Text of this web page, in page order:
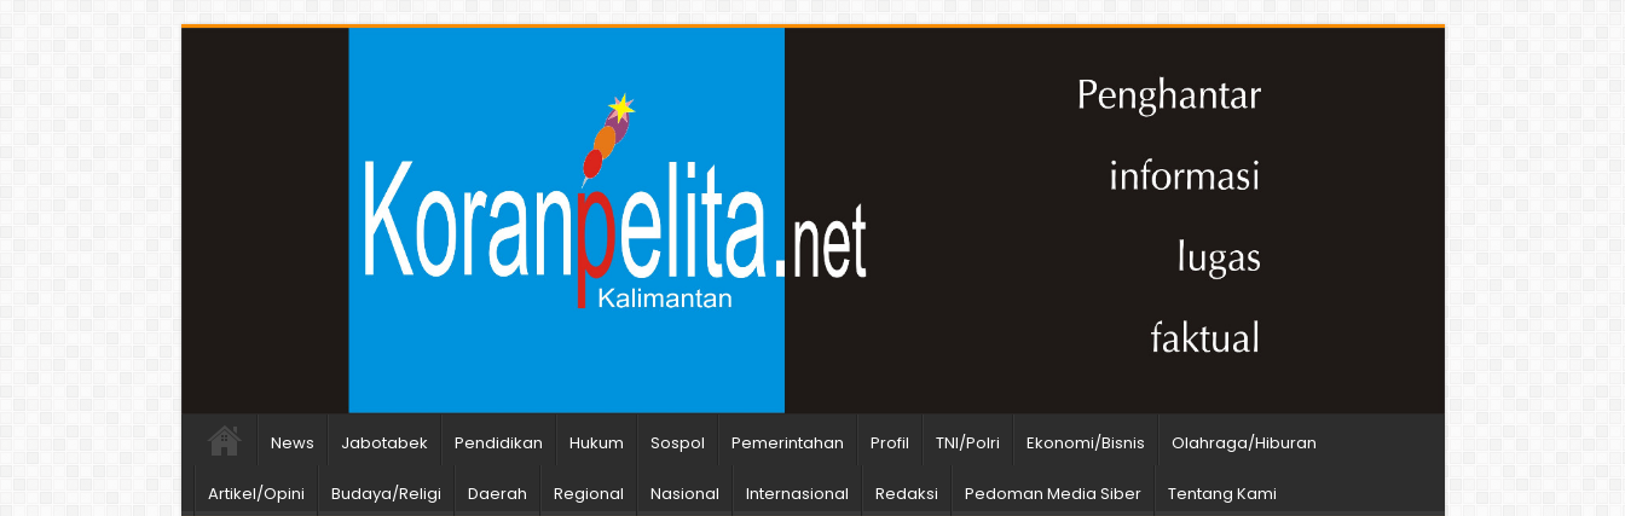
News Jabotabek Pendidikan Hukum Sospol Pemerintahan Profil TNI/Polri Ekonomi/Bisnis Olahraga/Hiburan
Artikel/Opini Budaya/Religi Daerah Regional Nasional Internasional Redaksi Pedoman Media Siber Tentang Kami